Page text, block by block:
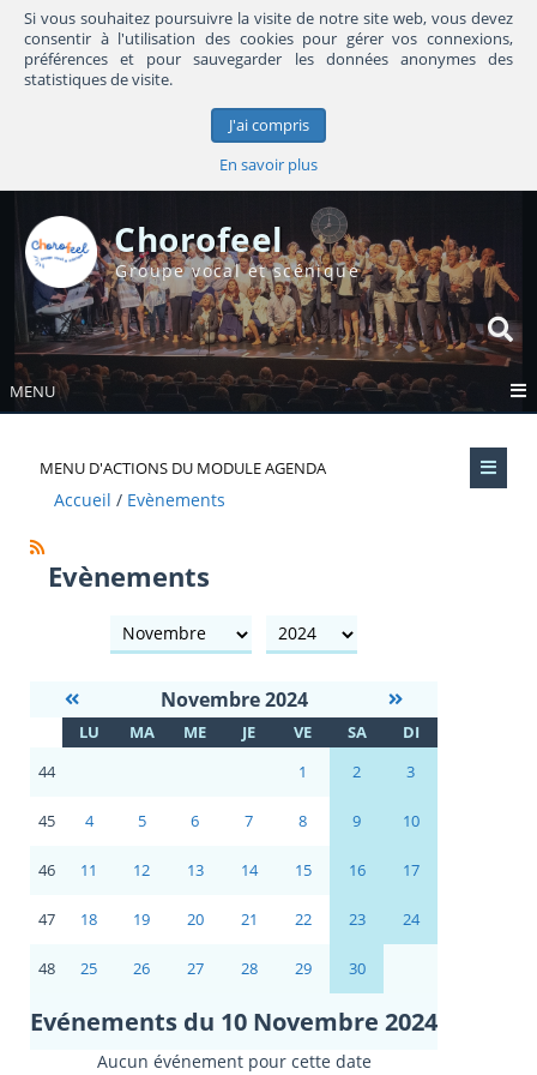
Si vous souhaitez poursuivre la visite de notre site web, vous devez
consentir à l'utilisation des cookies pour gérer vos connexions,
préférences et pour sauvegarder les données anonymes des
statistiques de visite.
J'ai compris
En savoir plus
Chorofeel
Groupe vocal et scénique
MENU
MENU D'ACTIONS DU MODULE AGENDA
Accueil Evènements
Evènements
mois année
Novembre 2024
LU MA ME JE VE SA
DI
44
1 2 3
45 4 5 6 7 8 9 10
46 11 12 13 14 15 16 17
47 18 19 20 21 22 23 24
48 25 26 27 28 29 30
Evénements du 10 Novembre 2024
Aucun événement pour cette date